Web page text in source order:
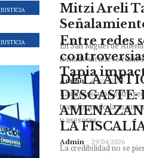
JUSTICIA
Mitzi Areli
En San Miguel de
tomado un nuevo
Admin 04/05/2026
JUSTICIA
Entre redes
Tapia
La intersección entre
transformado la
y asesores. ...
Admin 29/04/2026
DE LA
DESGASTE:
LA
La credibilidad no se